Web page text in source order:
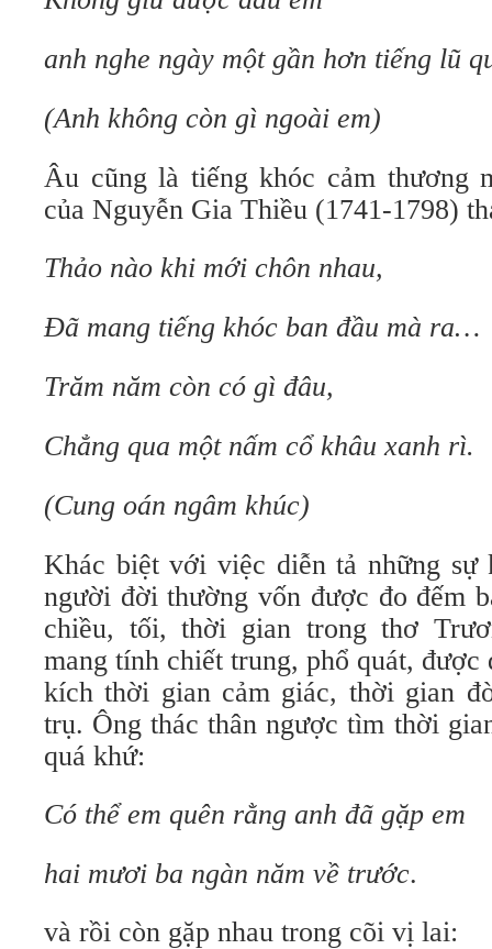
anh nghe ngày một gần hơn tiếng lũ
(Anh không còn gì ngoài em)
Âu cũng là tiếng khóc cảm thương
của Nguyễn Gia Thiều (1741-1798)
Thảo nào khi mới chôn nhau,
Đã mang tiếng khóc ban đầu mà ra…
Trăm năm còn có gì đâu,
Chẳng qua một nấm cổ khâu xanh rì.
(Cung oán ngâm khúc)
Khác biệt với việc diễn tả những sự
người đời thường vốn được đo đếm
chiều, tối, thời gian trong thơ
mang tính chiết trung, phổ quát,
kích thời gian cảm giác, thời gian
trụ. Ông thác thân ngược tìm thời
quá khứ:
Có thể em quên rằng anh đã gặp em
hai mươi ba ngàn năm về trước.
và rồi còn gặp nhau trong cõi vị lai: